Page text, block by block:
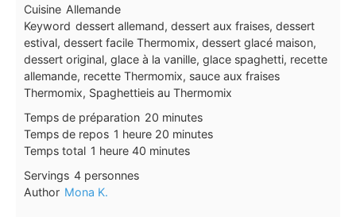
Cuisine Allemande
Keyword dessert allemand, dessert aux fraises, dessert
estival, dessert facile Thermomix, dessert glacé maison,
dessert original, glace à la vanille, glace spaghetti, recette
allemande, recette Thermomix, sauce aux fraises
Thermomix, Spaghettieis au Thermomix
Temps de préparation 20minutes
minutes
Temps de repos 1 heure
heure 20minutes
minutes
Temps total 1 heure
heure 40minutes
minutes
Servings 4 personnes
Author Mona K.